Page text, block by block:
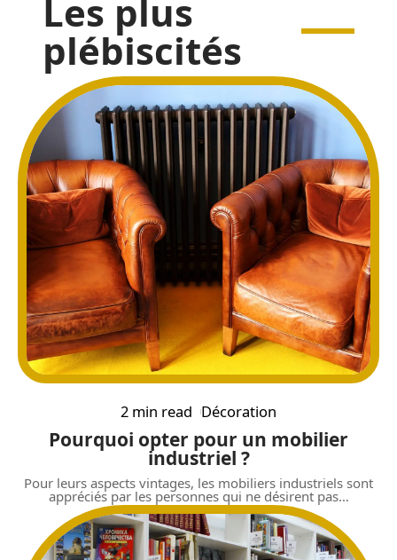
Les plus
plébiscités
2 min read Décoration
Pourquoi opter pour un mobilier
industriel ?
Pour leurs aspects vintages, les mobiliers industriels sont
appréciés par les personnes qui ne désirent pas…